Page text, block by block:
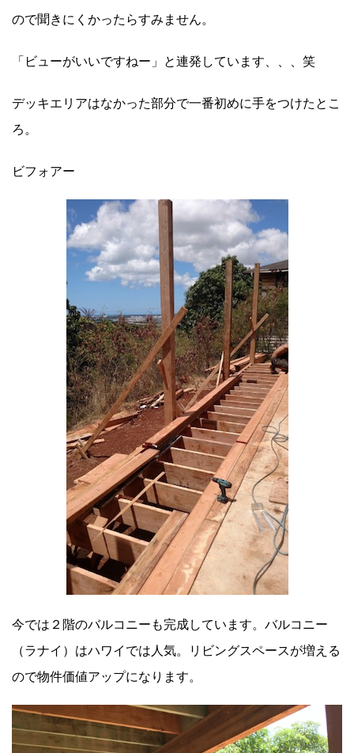
ので聞きにくかったらすみません。
「ビューがいいですねー」と連発しています、、、笑
デッキエリアはなかった部分で一番初めに手をつけたとこ
ろ。
ビフォアー
今では２階のバルコニーも完成しています。バルコニー
（ラナイ）はハワイでは人気。リビングスペースが増える
ので物件価値アップになります。